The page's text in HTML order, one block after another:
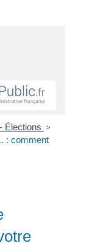
Élections >
: comment